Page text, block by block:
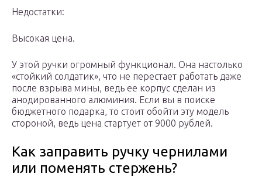
Недостатки:
Высокая цена.
У этой ручки огромный функционал. Она настолько
«стойкий солдатик», что не перестает работать даже
после взрыва мины, ведь ее корпус сделан из
анодированного алюминия. Если вы в поиске
бюджетного подарка, то стоит обойти эту модель
стороной, ведь цена стартует от 9000 рублей.
Как заправить ручку чернилами
или поменять стержень?